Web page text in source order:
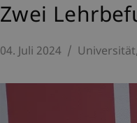
Zwei
04. Juli 2024 Universität